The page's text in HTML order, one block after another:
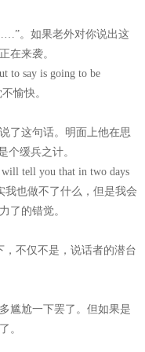
。如果老外对你说出这
在来袭。
to say is going to be
愉快。
了这句话。明面上他在思
个缓兵之计。
tell you that in two days
我也做不了什么，但是我会
了的错觉。
，不仅不是，说话者的潜台
尴尬一下罢了。但如果是
。